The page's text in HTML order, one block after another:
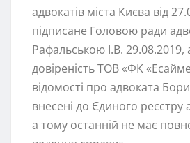
адвокатів міста Києва від
підписане Головою ради
Рафальською І.В. 29.08.2019,
довіреність ТОВ «ФК
відомості про адвоката
внесені до Єдиного реєстру
а тому останній не має